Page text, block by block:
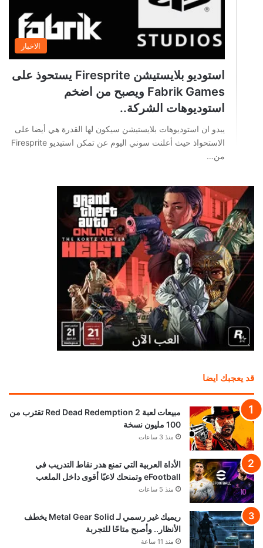
الاخبار
استوديو بلايستيشن Firesprite يستحوذ على
Fabrik Games ويصبح من اضخم
استوديوهات الشركة..
يبدو ان استوديوهات بلايستيشن سيكون لها القدرة هي أيضا على
الاستحواذ حيث أعلنت سوني اليوم عن تمكن استيديو Firesprite
من…
قد يعجبك ايضا
مبيعات لعبة Red Dead Redemption 2 تقترب من
100 مليون نسخة
منذ 3 ساعات
الأداة العربية التي تمنع هدر نقاط التدريب في
eFootball وتمنحك لاعبًا أقوى داخل الملعب
منذ 5 ساعات
ريميك غير رسمي لـ Metal Gear Solid يخطف
الأنظار.. وأصبح متاحًا للتجربة
منذ 11 ساعة